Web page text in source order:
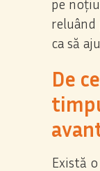
pe
ca să
De
Există